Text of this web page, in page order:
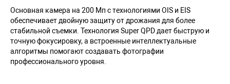
Основная камера на 200 Мп с технологиями OIS и EIS
обеспечивает двойную защиту от дрожания для более
стабильной съемки. Технология Super QPD дает быструю и
точную фокусировку, а встроенные интеллектуальные
алгоритмы помогают создавать фотографии
профессионального уровня.